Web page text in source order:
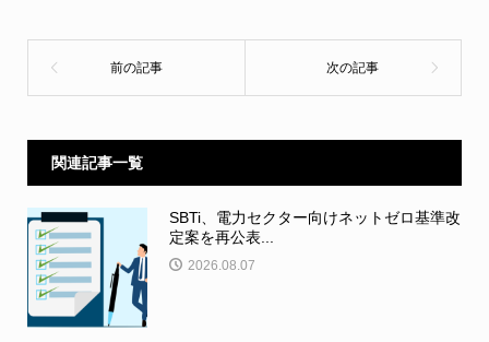
関連記事一覧
SBTi、電力セクター向けネットゼロ基準改
定案を再公表...
2026.08.07